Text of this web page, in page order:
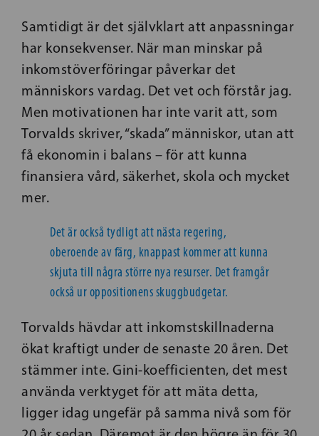
Samtidigt är det självklart att anpassningar
har konsekvenser. När man minskar på
inkomstöverföringar påverkar det
människors vardag. Det vet och förstår jag.
Men motivationen har inte varit att, som
Torvalds skriver, “skada” människor, utan att
få ekonomin i balans – för att kunna
finansiera vård, säkerhet, skola och mycket
mer.
Det är också tydligt att nästa regering,
oberoende av färg, knappast kommer att kunna
skjuta till några större nya resurser. Det framgår
också ur oppositionens skuggbudgetar.
Torvalds hävdar att inkomstskillnaderna
ökat kraftigt under de senaste 20 åren. Det
stämmer inte. Gini-koefficienten, det mest
använda verktyget för att mäta detta,
ligger idag ungefär på samma nivå som för